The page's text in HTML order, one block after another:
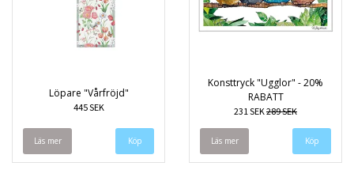
Löpare "Vårfröjd"
445 SEK
Läs mer
Konsttryck "Ugglor" - 20%
RABATT
231 SEK 289 SEK
Läs mer